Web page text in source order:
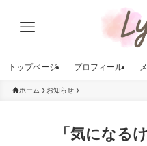
トップページ プロフィール
ホーム お知らせ
「気になる